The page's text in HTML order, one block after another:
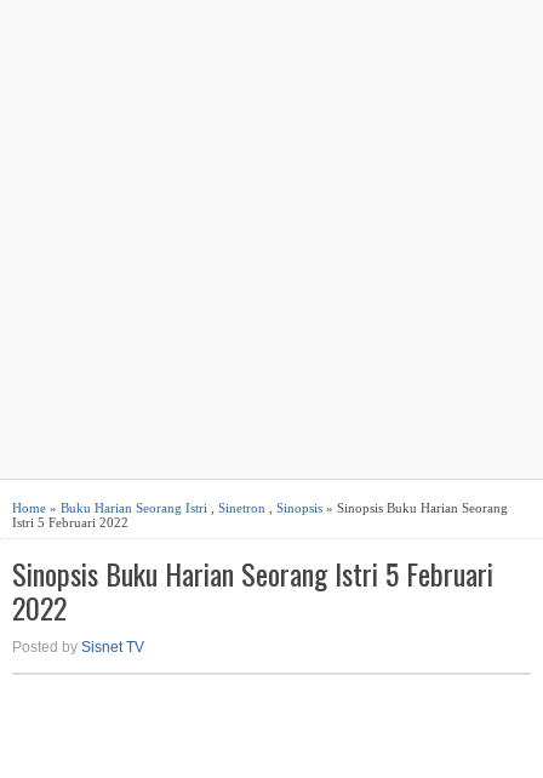
Home » Buku Harian Seorang Istri Sinetron Sinopsis » Sinopsis Buku Harian Seorang
Istri 5 Februari 2022
Sinopsis Buku Harian Seorang Istri 5 Februari
2022
Posted by Sisnet TV